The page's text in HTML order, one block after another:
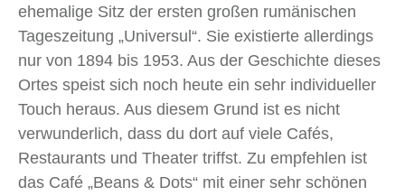
ehemalige Sitz der ersten großen rumänischen
Tageszeitung „Universul“. Sie existierte allerdings
nur von 1894 bis 1953. Aus der Geschichte dieses
Ortes speist sich noch heute ein sehr individueller
Touch heraus. Aus diesem Grund ist es nicht
verwunderlich, dass du dort auf viele Cafés,
Restaurants und Theater triffst. Zu empfehlen ist
das Café „Beans & Dots“ mit einer sehr schönen